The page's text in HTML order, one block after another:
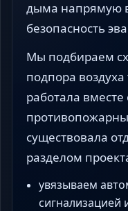
дыма напрямую
безопасность
Мы подбираем
подпора
работала
существовала
разделом
увязываем